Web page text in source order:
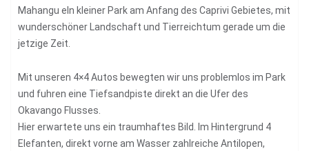
Mahangu eIn kleiner Park am Anfang des Caprivi Gebietes, mit
wunderschöner Landschaft und Tierreichtum gerade um die
jetzige Zeit.
Mit unseren 4×4 Autos bewegten wir uns problemlos im Park
und fuhren eine Tiefsandpiste direkt an die Ufer des
Okavango Flusses.
Hier erwartete uns ein traumhaftes Bild. Im Hintergrund 4
Elefanten, direkt vorne am Wasser zahlreiche Antilopen,